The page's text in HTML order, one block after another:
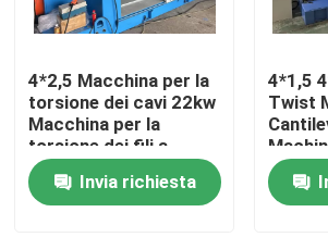
Casa.
Prodotti
4*2,5 Macchina per la
torsione dei cavi 22kw
Macchina per la
torsione dei fili a
cantilever
Invia richiesta
4*1,5
Twist